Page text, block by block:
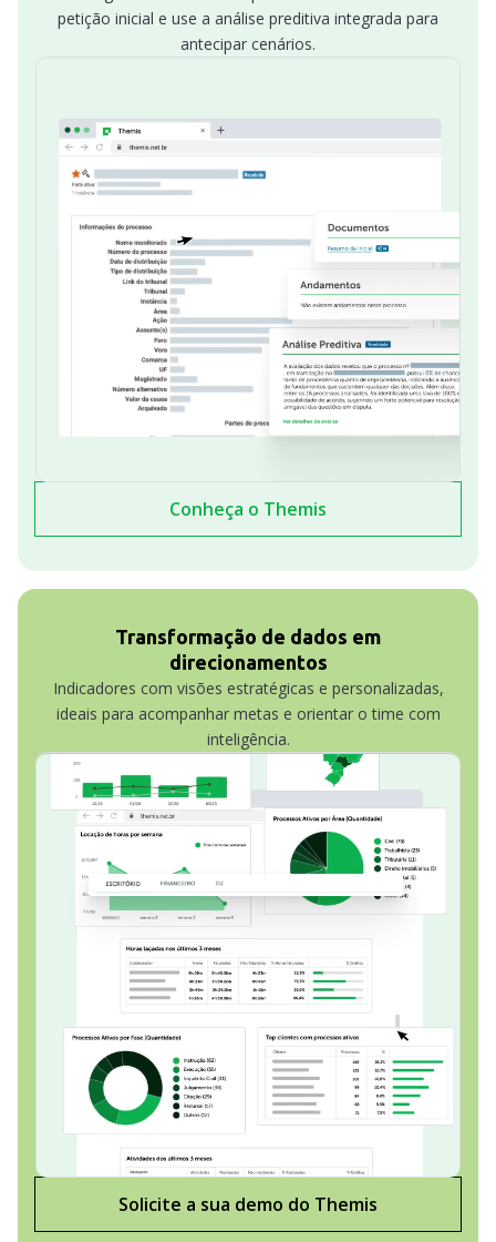
petição inicial e use a análise preditiva integrada para
antecipar cenários.
Conheça o Themis
Transformação de dados em
direcionamentos
Indicadores com visões estratégicas e personalizadas,
ideais para acompanhar metas e orientar o time com
inteligência.
Solicite a sua demo do Themis